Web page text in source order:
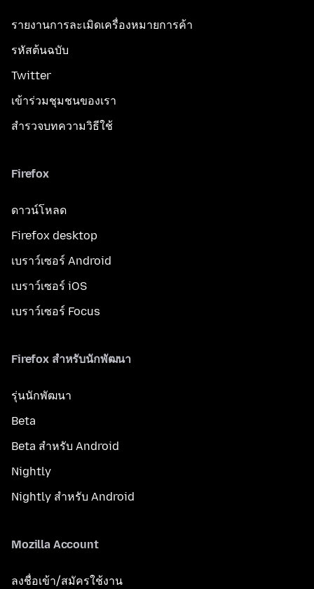
รายงานการละเมิดเครื่องหมายการค้า
รหัสต้นฉบับ
Twitter
เข้าร่วมชุมชนของเรา
สำรวจบทความวิธีใช้
Firefox
ดาวน์โหลด
Firefox desktop
เบราว์เซอร์ Android
เบราว์เซอร์ iOS
เบราว์เซอร์ Focus
Firefox สำหรับนักพัฒนา
รุ่นนักพัฒนา
Beta
Beta สำหรับ Android
Nightly
Nightly สำหรับ Android
Mozilla Account
ลงชื่อเข้า/สมัครใช้งาน